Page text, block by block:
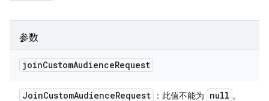
参数
joinCustomAudienceRequest
JoinCustomAudienceRequest ：此值不能为 null 。